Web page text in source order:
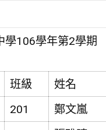
學106學年第2學期
班級
姓名
201
鄭文嵐